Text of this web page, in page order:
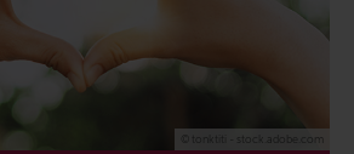
© tonktiti - stock.adobe.com